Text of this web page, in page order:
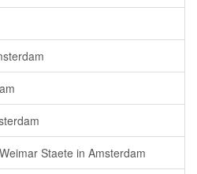
Staete in Amsterdam